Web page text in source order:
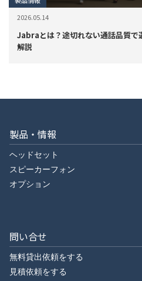
2026.05.14
Jabraとは？途切れない通話品質で
解説
製品・情報
ヘッドセット
スピーカーフォン
オプション
問い合せ
無料貸出依頼をする
見積依頼をする